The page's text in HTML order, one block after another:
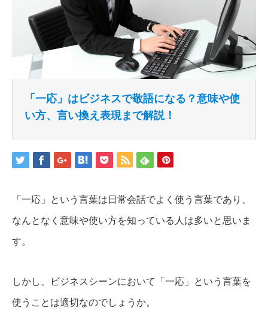
「一応」はビジネスで敬語になる？意味や使
い方、言い換え表現まで解説！
「一応」という言葉は日常会話でよく使う言葉であり、
なんとなく意味や使い方を知っている人は多いと思いま
す。
しかし、ビジネスシーンにおいて「一応」という言葉を
使うことは適切なのでしょうか。